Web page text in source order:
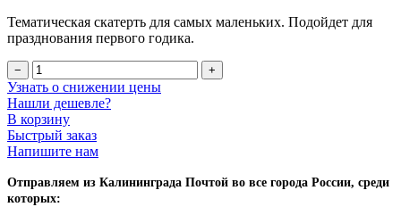
Тематическая скатерть для самых маленьких. Подойдет для
празднования первого годика.
− +
Узнать о снижении цены
Нашли дешевле?
В корзину
Быстрый заказ
Напишите нам
Отправляем из Калининграда Почтой во все города России, среди
которых: